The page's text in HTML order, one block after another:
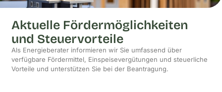
Aktuelle Fördermöglichkeiten
und Steuervorteile
Als Energieberater informieren wir Sie umfassend über
verfügbare Fördermittel, Einspeisevergütungen und steuerliche
Vorteile und unterstützen Sie bei der Beantragung.